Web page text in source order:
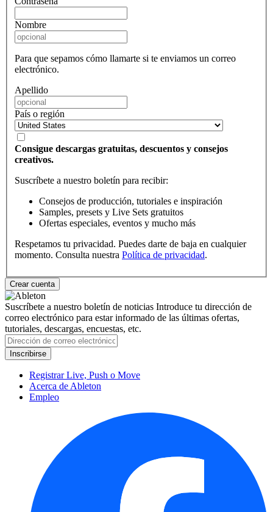
Nombre
Para que sepamos cómo llamarte si te enviamos un correo
electrónico.
Apellido
País o región
Consigue descargas gratuitas, descuentos y consejos
creativos.
Suscríbete a nuestro boletín para recibir:
Consejos de producción, tutoriales e inspiración
Samples, presets y Live Sets gratuitos
Ofertas especiales, eventos y mucho más
Respetamos tu privacidad. Puedes darte de baja en cualquier
momento. Consulta nuestra Política de privacidad.
Suscríbete a nuestro boletín de noticias Introduce tu dirección de
correo electrónico para estar informado de las últimas ofertas,
tutoriales, descargas, encuestas, etc.
Registrar Live, Push o Move
Acerca de Ableton
Empleo